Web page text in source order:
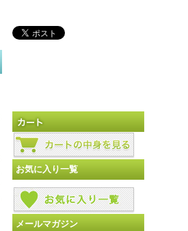
お気に入り一覧
メールマガジン